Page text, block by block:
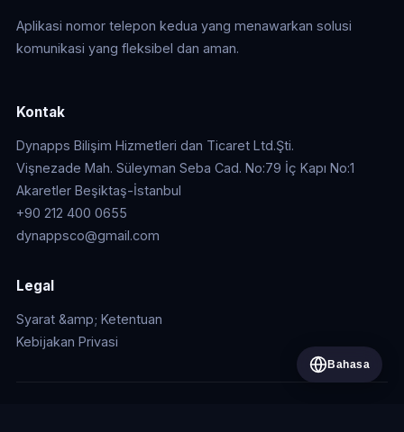
Aplikasi nomor telepon kedua yang menawarkan solusi
komunikasi yang fleksibel dan aman.
Kontak
Dynapps Bilişim Hizmetleri dan Ticaret Ltd.Şti.
Vişnezade Mah. Süleyman Seba Cad. No:79 İç Kapı No:1
Akaretler Beşiktaş-İstanbul
+90 212 400 0655
dynappsco@gmail.com
Legal
Syarat &amp; Ketentuan
Kebijakan Privasi
Bahasa